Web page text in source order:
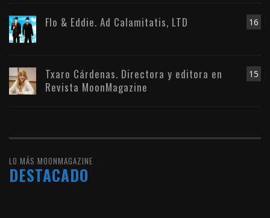
16
Flo & Eddie. Ad Calamitatis, LTD
15
Txaro Cárdenas. Directora y editora en
Revista MoonMagazine
LO MÁS MOONMAGAZINE
DESTACADO